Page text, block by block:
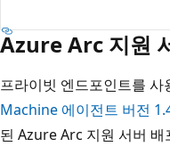
Azure Arc 지원
프라이빗 엔드포인트를 사
Machine 에이전트 버전
된 Azure Arc 지원 서버